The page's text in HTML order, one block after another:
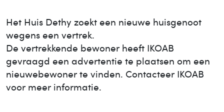
Het Huis Dethy zoekt een nieuwe huisgenoot
wegens een vertrek.
De vertrekkende bewoner heeft IKOAB
gevraagd een advertentie te plaatsen om een
nieuwebewoner te vinden. Contacteer IKOAB
voor meer informatie.